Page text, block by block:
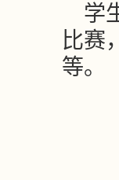
学
比赛
等。